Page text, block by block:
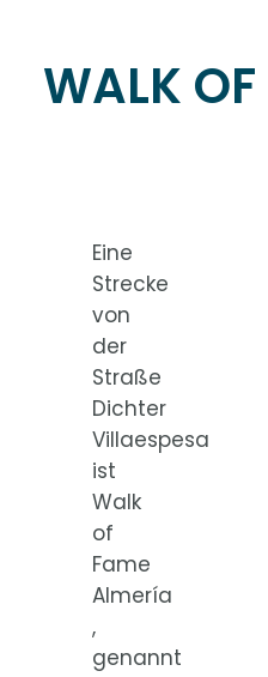
WALK
Eine
Strecke
von
der
Straße
Dichter
Villaespesa
ist
Walk
of
Fame
Almería
,
genannt